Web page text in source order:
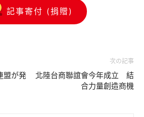
記事寄付 (捐贈)
盟が発
次の記事
北陸台商聯誼會今年成立 結
合力量創造商機